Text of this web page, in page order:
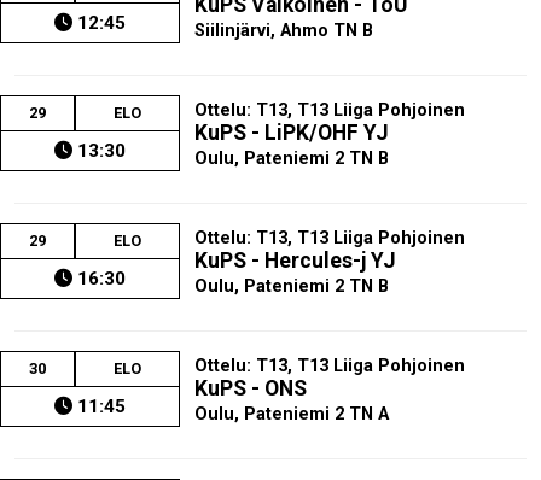
12:45
KuPS Valkoinen - ToU
Siilinjärvi, Ahmo TN B
29 ELO
13:30
Ottelu: T13, T13 Liiga Pohjoinen
KuPS - LiPK/OHF YJ
Oulu, Pateniemi 2 TN B
29 ELO
16:30
Ottelu: T13, T13 Liiga Pohjoinen
KuPS - Hercules-j YJ
Oulu, Pateniemi 2 TN B
30 ELO
11:45
Ottelu: T13, T13 Liiga Pohjoinen
KuPS - ONS
Oulu, Pateniemi 2 TN A